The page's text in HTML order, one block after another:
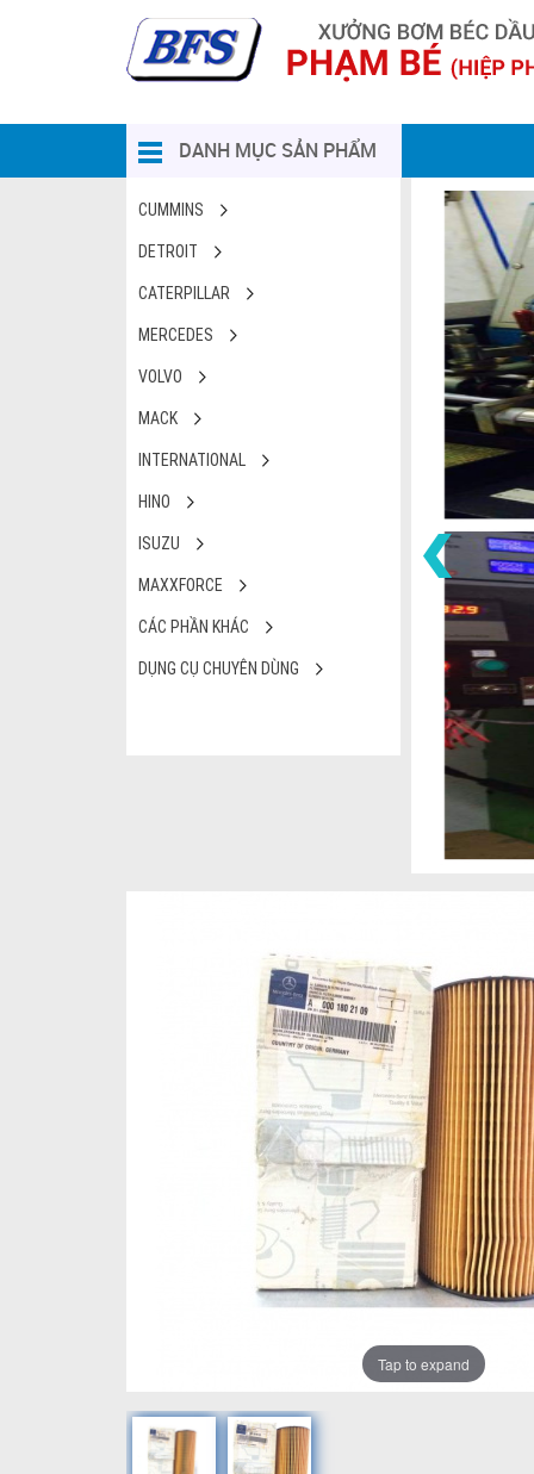
DANH MỤC SẢN PHẨM
CUMMINS
DETROIT
CATERPILLAR
MERCEDES
VOLVO
MACK
INTERNATIONAL
HINO
ISUZU
MAXXFORCE
CÁC PHẦN KHÁC
DỤNG CỤ CHUYÊN DÙNG
Tap to expand